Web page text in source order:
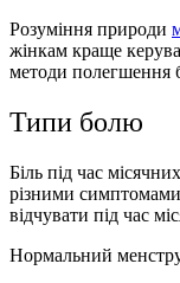
Розуміння природи
жінкам краще
методи полегшення
Типи болю
Біль під час
різними
відчувати під час
Нормальний